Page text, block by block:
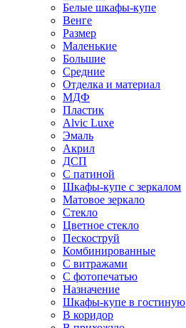
Белые шкафы-купе
Венге
Размер
Маленькие
Большие
Средние
Отделка и материал
МДФ
Пластик
Alvic Luxe
Эмаль
Акрил
ДСП
С патиной
Шкафы-купе с зеркалом
Матовое зеркало
Стекло
Цветное стекло
Пескоструй
Комбинированные
С витражами
С фотопечатью
Назначение
Шкафы-купе в гостиную
В коридор